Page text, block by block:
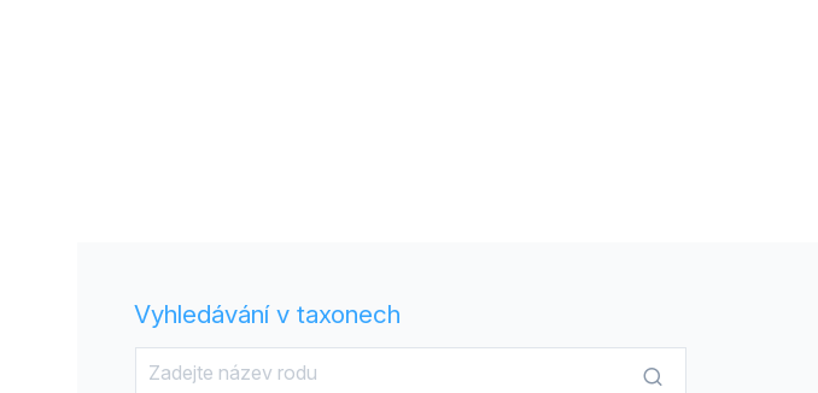
Vyhledávání v taxonech